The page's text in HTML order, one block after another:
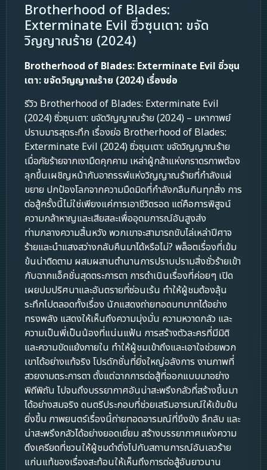
Brotherhood of Blades:
Exterminate Evil ซิ่วซุนเตา: ขจัด
วิญญาณร้าย (2024)
Brotherhood of Blades: Exterminate Evil ซิ่วซุน
เตา: ขจัดวิญญาณร้าย (2024) เรื่องย่อ
รีวิว Brotherhood of Blades: Exterminate Evil
(2024) ซิ่วซุนเตา: ขจัดวิญญาณร้าย (2024) – มหากาพย์
ปราบมารสุดระทึก เรื่องย่อ Brotherhood of Blades:
Exterminate Evil (2024) ซิ่วซุนเตา: ขจัดวิญญาณร้าย
เมื่อภัยร้ายจากเงามืดคุกคาม เหล่าผู้กล้าแห่งภราดรภาพต้อง
ลุกขึ้นเผชิญหน้ากับอาถรรพ์แห่งวิญญาณร้ายที่กำลังแผ่
ขยาย ปกป้องโลกจากความมืดมิดที่กำลังกลืนกินทุกสิ่ง การ
ต่อสู้ครั้งนี้ไม่ใช่เพียงแค่การเอาชีวิตรอด แต่คือการพิสูจน์
ความกล้าหาญและเสียสละเพื่ออุดมการณ์อันสูงส่ง
ท่ามกลางความสิ้นหวัง พวกเขาจะสามารถขับไล่เหล่าปีศาจ
ร้ายและนำแสงสว่างกลับคืนมาได้หรือไม่? พล็อตเรื่องที่เข้ม
ข้นน่าติดตาม ผสมผสานตำนานการปราบปรามสิ่งชั่วร้ายเข้า
กับฉากแอ็คชั่นสุดตระการตา การดำเนินเรื่องที่ค่อยๆ เปิด
เผยปมปริศนาและอันตรายที่ซ่อนเร้น ทำให้ผู้ชมต้องลุ้น
ระทึกไปตลอดทั้งเรื่อง นักแสดงถ่ายทอดบทบาทได้อย่าง
ทรงพลัง แสดงให้เห็นถึงความมุ่งมั่น ความหวาดกลัว และ
ความเป็นพี่เป็นน้องที่แน่นแฟ้น การสร้างตัวละครที่มีมิติ
และความขัดแย้งภายใน ทำให้ผู้ชมเข้าถึงและเอาใจช่วยพวก
เขาได้อย่างแท้จริง โปรดักชั่นที่ยิ่งใหญ่อลังการ งานภาพที่
สวยงามตระการตา ตั้งแต่ฉากการต่อสู้ที่ออกแบบมาอย่าง
พิถีพิถัน ไปจนถึงบรรยากาศอันน่าสะพรึงกลัวที่สร้างขึ้นมา
ได้อย่างสมจริง ดนตรีประกอบที่ช่วยเสริมอารมณ์ให้เข้มข้น
ยิ่งขึ้น ภาพยนตร์เรื่องนี้ถ่ายทอดอารมณ์ที่ขึงขัง ลึกลับ และ
น่าสะพรึงกลัวได้อย่างยอดเยี่ยม สร้างบรรยากาศแห่งความ
ตึงเครียดที่ชวนให้ผู้ชมดำดิ่งไปกับสถานการณ์อันเลวร้าย
แก่นแท้ของเรื่องสะท้อนให้เห็นถึงการต่อสู้อันยาวนาน